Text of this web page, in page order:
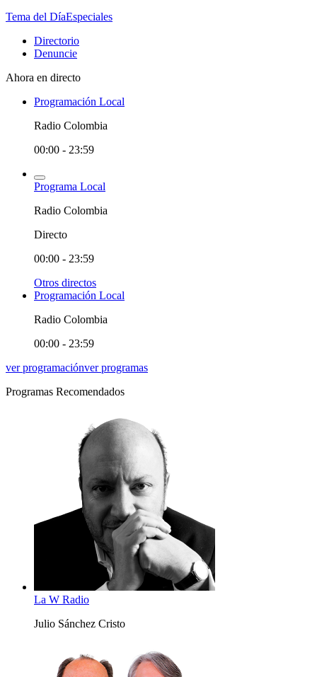
Tema del DíaEspeciales
Directorio
Denuncie
Ahora en directo
Programación Local
Radio Colombia
00:00 - 23:59
Programa Local
Radio Colombia
Directo
00:00 - 23:59
Otros directos
Programación Local
Radio Colombia
00:00 - 23:59
ver programaciónver programas
Programas Recomendados
La W Radio
Julio Sánchez Cristo